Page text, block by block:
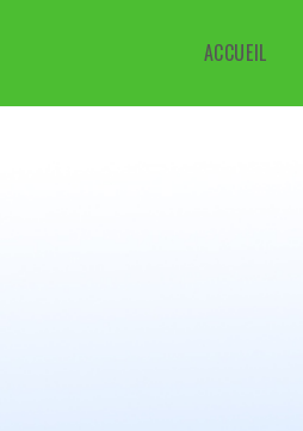
ACCUEIL